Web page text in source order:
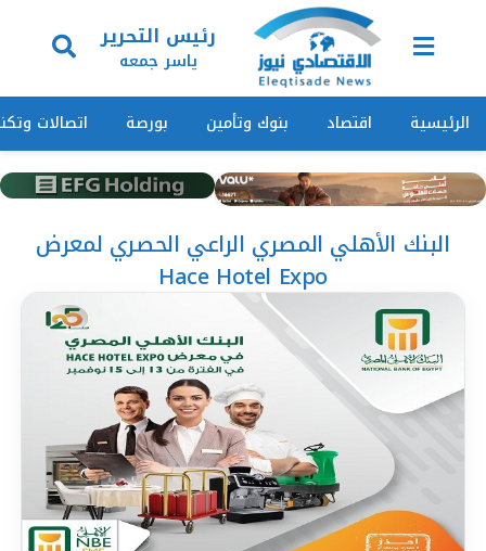
رئيس التحرير
ياسر جمعه
الرئيسية اقتصاد بنوك وتأمين بورصة اتصالات
البنك الأهلي المصري الراعي الحصري لمعرض
Hace Hotel Expo